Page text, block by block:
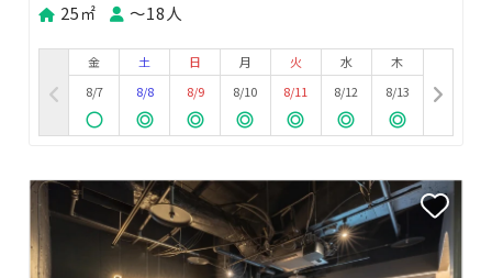
25㎡
〜18人
金
8/7
土
8/8
日
8/9
月
8/10
火
8/11
水
8/12
木
8/13